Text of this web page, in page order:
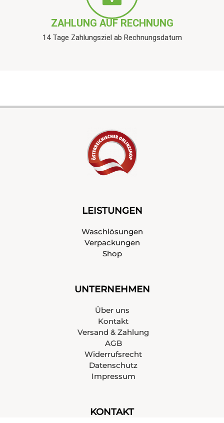
ZAHLUNG AUF RECHNUNG
14 Tage Zahlungsziel ab Rechnungsdatum
LEISTUNGEN
Waschlösungen
Verpackungen
Shop
UNTERNEHMEN
Über uns
Kontakt
Versand & Zahlung
AGB
Widerrufsrecht
Datenschutz
Impressum
KONTAKT